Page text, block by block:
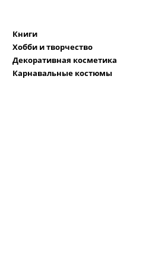
Книги
Хобби и творчество
Декоративная косметика
Карнавальные костюмы